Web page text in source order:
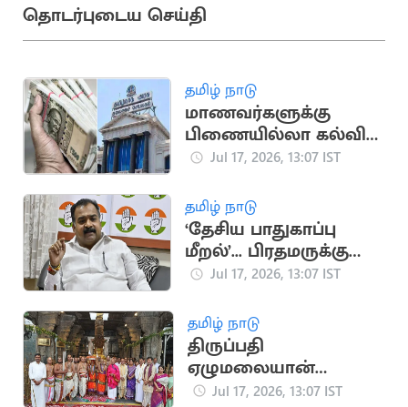
தொடர்புடைய செய்தி
தமிழ் நாடு
மாணவர்களுக்கு
பிணையில்லா கல்விக்
கடன்... அமைச்சர்
Jul 17, 2026, 13:07 IST
தமிழ் நாடு
‘தேசிய பாதுகாப்பு
மீறல்’... பிரதமருக்கு
மாணிக்கம் தாகூர்
Jul 17, 2026, 13:07 IST
தமிழ் நாடு
திருப்பதி
ஏழுமலையான்
கோவிலில்
Jul 17, 2026, 13:07 IST